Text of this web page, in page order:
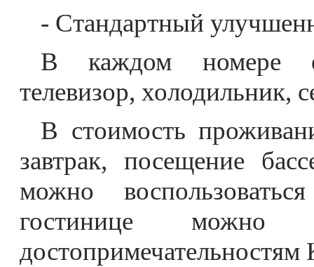
- Стандартный
В каждом номере
телевизор, холодильник,
В стоимость
завтрак, посещение
можно
гостинице можно
достопримечательностям